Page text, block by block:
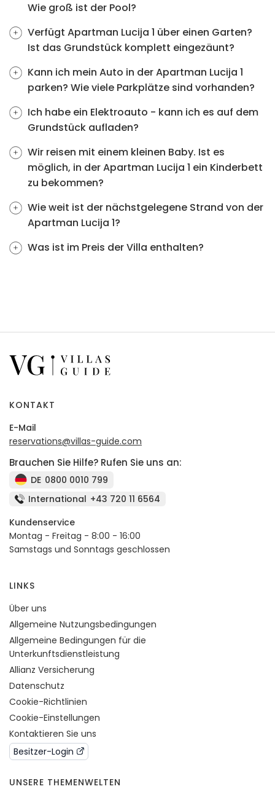
Wie groß ist der Pool?
Verfügt Apartman Lucija 1 über einen Garten?
Ist das Grundstück komplett eingezäunt?
Kann ich mein Auto in der Apartman Lucija 1
parken? Wie viele Parkplätze sind vorhanden?
Ich habe ein Elektroauto - kann ich es auf dem
Grundstück aufladen?
Wir reisen mit einem kleinen Baby. Ist es
möglich, in der Apartman Lucija 1 ein Kinderbett
zu bekommen?
Wie weit ist der nächstgelegene Strand von der
Apartman Lucija 1?
Was ist im Preis der Villa enthalten?
KONTAKT
E-Mail
reservations@villas-guide.com
Brauchen Sie Hilfe? Rufen Sie uns an:
DE 0800 0010 799
International +43 720 11 6564
Kundenservice
Montag - Freitag - 8:00 - 16:00
Samstags und Sonntags geschlossen
LINKS
Über uns
Allgemeine Nutzungsbedingungen
Allgemeine Bedingungen für die
Unterkunftsdienstleistung
Allianz Versicherung
Datenschutz
Cookie-Richtlinien
Cookie-Einstellungen
Kontaktieren Sie uns
Besitzer-Login
UNSERE THEMENWELTEN